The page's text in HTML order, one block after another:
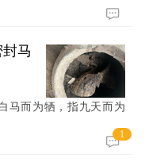
马
马而为牺，指九天而为
1